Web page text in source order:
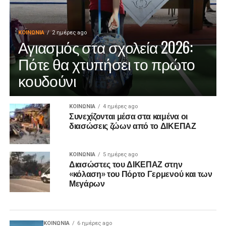
ΚΟΙΝΩΝΊΑ 2 ημέρες ago
Αγιασμός στα σχολεία 2026:
Πότε θα χτυπήσει το πρώτο
κουδούνι
ΚΟΙΝΩΝΊΑ 4 ημέρες ago
Συνεχίζονται μέσα στα καμένα οι
διασώσεις ζώων από το ΔΙΚΕΠΑΖ
ΚΟΙΝΩΝΊΑ 5 ημέρες ago
Διασώστες του ΔΙΚΕΠΑΖ στην
«κόλαση» του Πόρτο Γερμενού και των
Μεγάρων
ΚΟΙΝΩΝΊΑ 6 ημέρες ago